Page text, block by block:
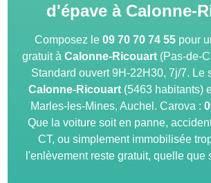
d'épave à Calonne-
Composez le 09 70 70 74 55pour
gratuit à Calonne-Ricouart (Pas-de-
Standard ouvert 9H-22H30, 7j/7. Le
Calonne-Ricouart (5463 habitants)
Marles-les-Mines, Auchel. Carova :
Que la voiture soit en panne,
CT, ou simplement immobilisée
l'enlèvement reste gratuit, quelle que